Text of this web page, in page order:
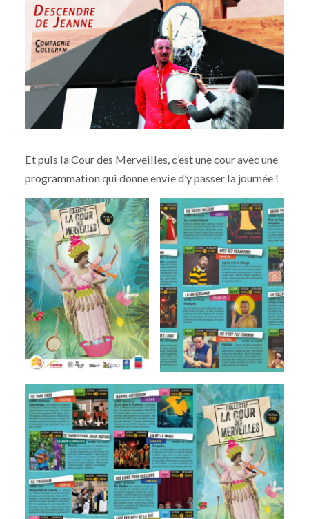
Et puis la Cour des Merveilles, c’est une cour avec une
programmation qui donne envie d’y passer la journée !